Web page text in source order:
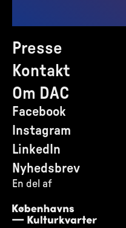
Presse
Kontakt
Om DAC
Facebook
Instagram
LinkedIn
Nyhedsbrev
En del af